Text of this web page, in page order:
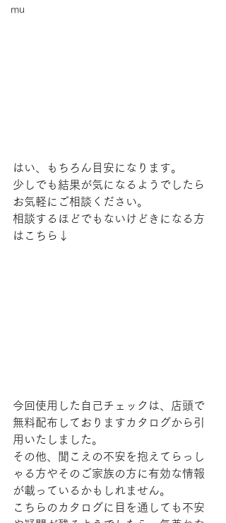
mu
はい、もちろん目安になります。
少しでも結果が気になるようでしたら
お気軽にご相談ください。
相談するほどでもないけどきになる方
はこちら↓
今回使用した自己チェックは、店頭で
無料配布しておりますカタログから引
用いたしました。
その他、聞こえの不安を抱えてらっし
ゃる方やそのご家族の方に有効な情報
が載っているかもしれません。
こちらのカタログに目を通しても不安